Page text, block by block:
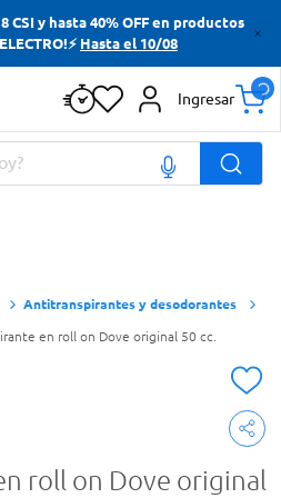
CSI y hasta 40% OFF en productos
Hasta el 10/08
Ingresar
Antitranspirantes y desodorantes
en roll on Dove original 50 cc.
roll on Dove original